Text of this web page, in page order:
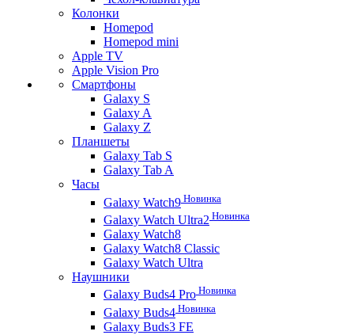
Колонки
Homepod
Homepod mini
Apple TV
Apple Vision Pro
Смартфоны
Galaxy S
Galaxy A
Galaxy Z
Планшеты
Galaxy Tab S
Galaxy Tab A
Часы
Galaxy Watch9 Новинка
Galaxy Watch Ultra2 Новинка
Galaxy Watch8
Galaxy Watch8 Classic
Galaxy Watch Ultra
Наушники
Galaxy Buds4 Pro Новинка
Galaxy Buds4 Новинка
Galaxy Buds3 FE